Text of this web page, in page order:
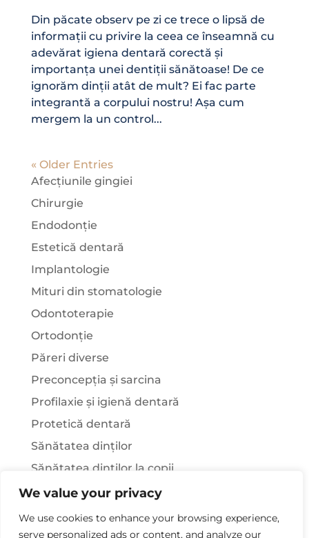
We value your privacy
We use cookies to enhance your browsing experience,
serve personalized ads or content, and analyze our
Din păcate observ pe zi ce trece o lipsă de
informații cu privire la ceea ce înseamnă cu
adevărat igiena dentară corectă și
importanța unei dentiții sănătoase! De ce
ignorăm dinții atât de mult? Ei fac parte
integrantă a corpului nostru! Așa cum
mergem la un control...
« Older Entries
Afecțiunile gingiei
Chirurgie
Endodonție
Estetică dentară
Implantologie
Mituri din stomatologie
Odontoterapie
Ortodonție
Păreri diverse
Preconcepția și sarcina
Profilaxie și igienă dentară
Protetică dentară
Sănătatea dinților
Sănătatea dinților la copii
Știați că…?
Tratamentul stomatologic la pacienții cu
afecțiuni sistemice